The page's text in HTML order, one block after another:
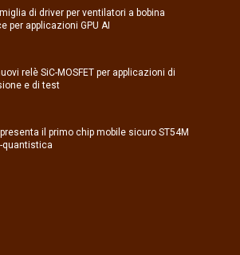
di driver per ventilatori a bobina
per applicazioni GPU AI
relè SiC-MOSFET per applicazioni di
e di test
il primo chip mobile sicuro ST54M
quantistica